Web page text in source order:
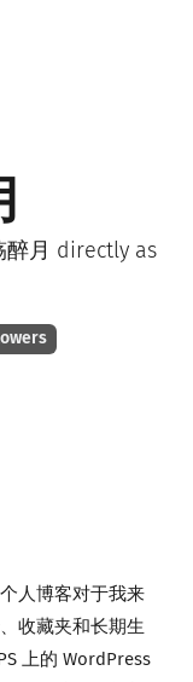
醉月 directly as
人博客对于我来
收藏夹和长期生
上的 WordPress